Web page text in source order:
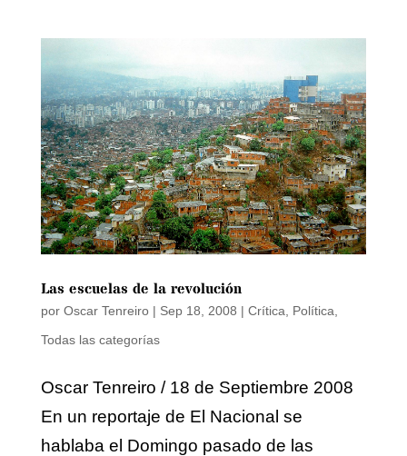
Las escuelas de la revolución
por Oscar Tenreiro| Sep 18, 2008 | Crítica Política
Todas las categorías
Oscar Tenreiro / 18 de Septiembre 2008
En un reportaje de El Nacional se
hablaba el Domingo pasado de las